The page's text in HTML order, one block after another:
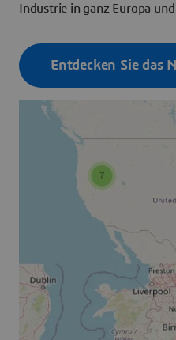
Industrie in ganz Europa
Entdecken Sie das